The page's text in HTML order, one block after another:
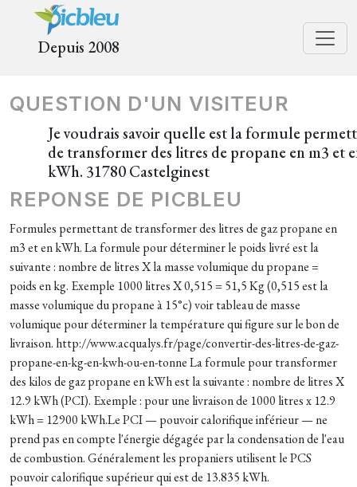
Depuis 2008
QUESTION D'UN VISITEUR
Je voudrais savoir quelle est la formule
de transformer des litres de propane en m3 et
kWh. 31780 Castelginest
REPONSE DE PICBLEU
Formules permettant de transformer des litres de gaz propane en
m3 et en kWh. La formule pour déterminer le poids livré est la
suivante : nombre de litres X la masse volumique du propane =
poids en kg. Exemple 1000 litres X 0,515 = 51,5 Kg (0,515 est la
masse volumique du propane à 15°c) voir tableau de masse
volumique pour déterminer la température qui figure sur le bon de
livraison. http://www.acqualys.fr/page/convertir-des-litres-de-gaz-
propane-en-kg-en-kwh-ou-en-tonne La formule pour transformer
des kilos de gaz propane en kWh est la suivante : nombre de litres X
12.9 kWh (PCI). Exemple : pour une livraison de 1000 litres x 12.9
kWh = 12900 kWh.Le PCI — pouvoir calorifique inférieur — ne
prend pas en compte l'énergie dégagée par la condensation de l'eau
de combustion. Généralement les propaniers utilisent le PCS
pouvoir calorifique supérieur qui est de 13.835 kWh.